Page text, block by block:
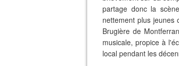
partage donc la
nettement plus
Brugière de
musicale, propice à
local pendant les